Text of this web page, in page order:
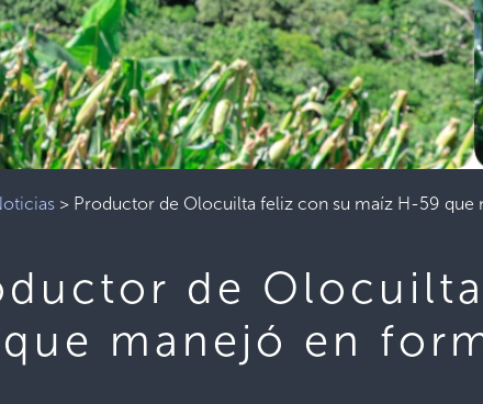
> Productor de Olocuilta feliz con su maíz H-59
de
manejó en